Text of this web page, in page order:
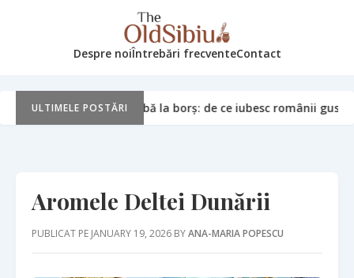
Despre noiÎntrebări frecventeContact
ULTIMELE POSTĂRI
la borș: de ce iubesc românii gustul acrișor July 21, 2026
Aromele Deltei Dunării
PUBLICAT PE JANUARY 19, 2026 BYANA-MARIA POPESCU